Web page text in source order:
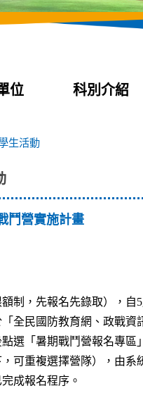
位 科別介紹
生活動
鬥營實施計畫
制，先報名先錄取），自
全民國防教育網、政戰
選「暑期戰鬥營報名專
可重複選擇營隊），由系
成報名程序。